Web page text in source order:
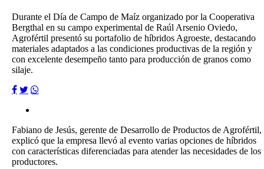
Durante el Día de Campo de Maíz organizado por la Cooperativa
Bergthal en su campo experimental de Raúl Arsenio Oviedo,
Agrofértil presentó su portafolio de híbridos Agroeste, destacando
materiales adaptados a las condiciones productivas de la región y
con excelente desempeño tanto para producción de granos como
silaje.
Fabiano de Jesús, gerente de Desarrollo de Productos de Agrofértil,
explicó que la empresa llevó al evento varias opciones de híbridos
con características diferenciadas para atender las necesidades de los
productores.